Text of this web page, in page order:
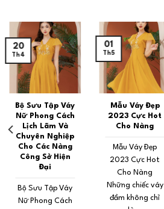
Bộ Sưu Tập Váy
Nữ Phong Cách
Lịch Lãm Và
Chuyên Nghiệp
Cho Các Nàng
Công Sở Hiện
Đại
Bộ Sưu Tập Váy
Nữ Phong Cách
20
Th4
Mẫu Váy Đẹp
2023 Cực Hot
Cho Nàng
Mẫu Váy Đẹp
2023 Cực Hot
Cho Nàng
Những chiếc váy
đầm không chỉ
01
Th5